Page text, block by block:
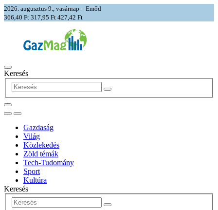
2026. augusztus 9., vasárnap – Emőd
366,40 Ft 317,95 Ft 427,42 Ft
Keresés
Gazdaság
Világ
Közlekedés
Zöld témák
Tech-Tudomány
Sport
Kultúra
Keresés